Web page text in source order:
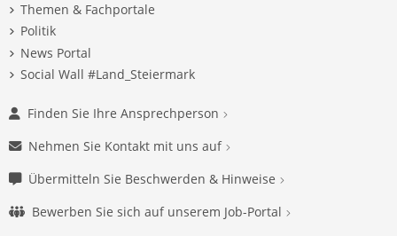
Themen & Fachportale
Politik
News Portal
Social Wall #Land_Steiermark
Finden Sie Ihre Ansprechperson
Nehmen Sie Kontakt mit uns auf
Übermitteln Sie Beschwerden & Hinweise
Bewerben Sie sich auf unserem Job-Portal